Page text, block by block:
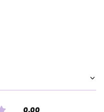
0.00